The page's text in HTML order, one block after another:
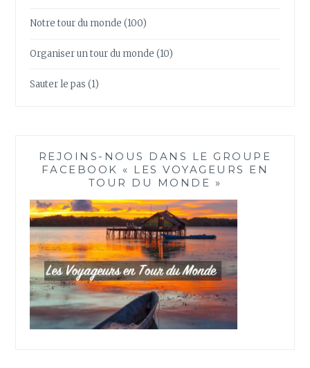
Notre tour du monde (100)
Organiser un tour du monde (10)
Sauter le pas (1)
REJOINS-NOUS DANS LE GROUPE
FACEBOOK « LES VOYAGEURS EN
TOUR DU MONDE »